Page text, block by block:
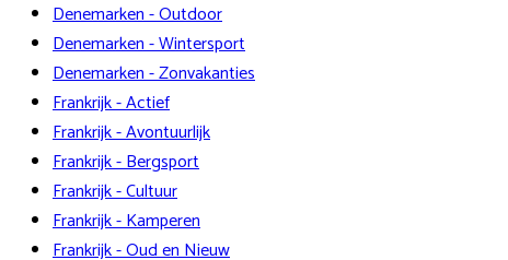
Denemarken - Outdoor
Denemarken - Wintersport
Denemarken - Zonvakanties
Frankrijk - Actief
Frankrijk - Avontuurlijk
Frankrijk - Bergsport
Frankrijk - Cultuur
Frankrijk - Kamperen
Frankrijk - Oud en Nieuw